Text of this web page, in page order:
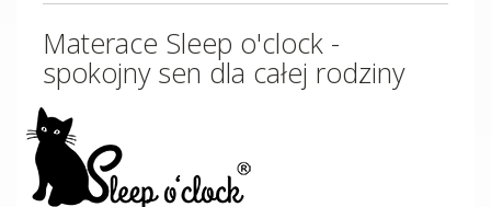
Materace Sleep o'clock -
spokojny sen dla całej rodziny